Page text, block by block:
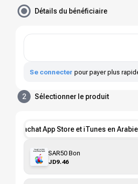
Détails du bénéficiaire
Se connecter pour payer plus
2 Sélectionner le produit
Bons d'achat App Store et iTunes en
Bons
SAR50 Bon
JD9.46